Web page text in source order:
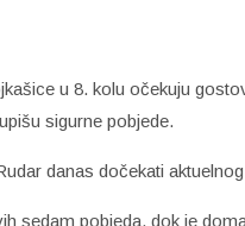
u 8. kolu očekuju
sigurne pobjede.
danas dočekati
sedam pobjeda, dok je